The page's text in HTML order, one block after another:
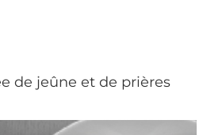
de jeûne et de prières